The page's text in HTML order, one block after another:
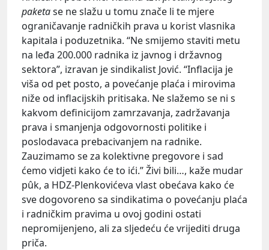
paketase ne slažu u tomu znače li te mjere
ograničavanje radničkih prava u korist vlasnika
kapitala i poduzetnika. “Ne smijemo staviti metu
na leđa 200.000 radnika iz javnog i državnog
sektora”, izravan je sindikalist Jović. “Inflacija je
viša od pet posto, a povećanje plaća i mirovima
niže od inflacijskih pritisaka. Ne slažemo se ni s
kakvom definicijom zamrzavanja, zadržavanja
prava i smanjenja odgovornosti politike i
poslodavaca prebacivanjem na radnike.
Zauzimamo se za kolektivne pregovore i sad
ćemo vidjeti kako će to ići.” Živi bili…, kaže mudar
pûk, a HDZ-Plenkovićeva vlast obećava kako će
sve dogovoreno sa sindikatima o povećanju plaća
i radničkim pravima u ovoj godini ostati
nepromijenjeno, ali za sljedeću će vrijediti druga
priča.